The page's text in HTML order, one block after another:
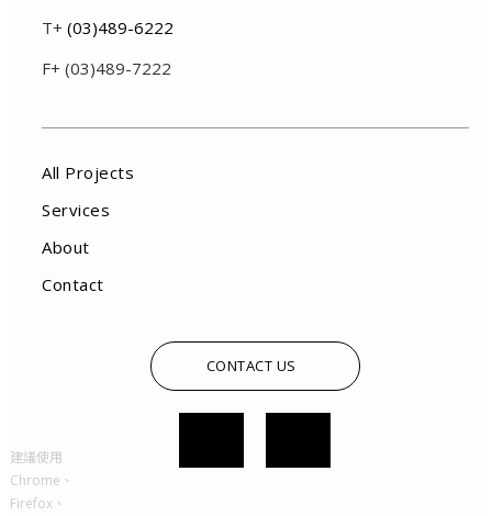
T+ (03)489-6222
F+ (03)489-7222
All Projects
Services
About
Contact
CONTACT US
建議使用
Chrome、
Firefox、